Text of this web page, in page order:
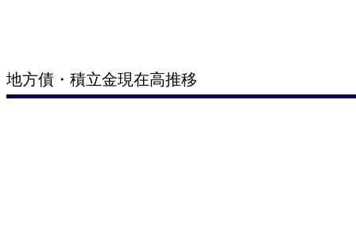
地方債・積立金現在高推移